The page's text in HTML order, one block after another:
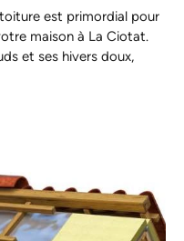
est primordial pour
maison à La Ciotat.
et ses hivers doux,